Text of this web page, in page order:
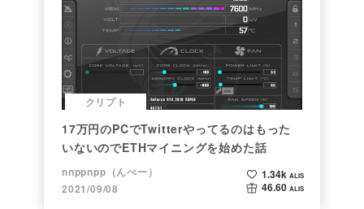
クリプト
17万円のPCでTwitterやってるのはもった
いないのでETHマイニングを始めた話
nnppnpp（んぺー）
2021/09/08
1.34k ALIS
46.60 ALIS